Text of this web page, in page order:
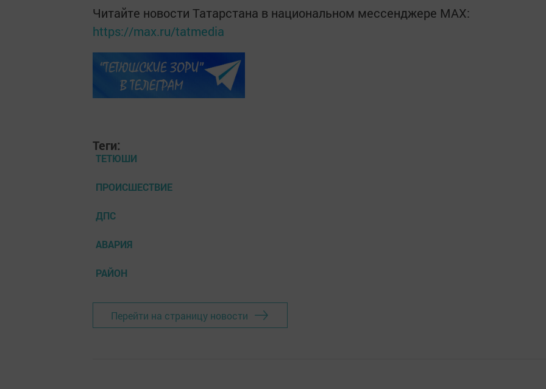
Читайте новости Татарстана в национальном мессенджере MАХ:
https://max.ru/tatmedia
Теги:
ТЕТЮШИ
ПРОИСШЕСТВИЕ
ДПС
АВАРИЯ
РАЙОН
Перейти на страницу новости